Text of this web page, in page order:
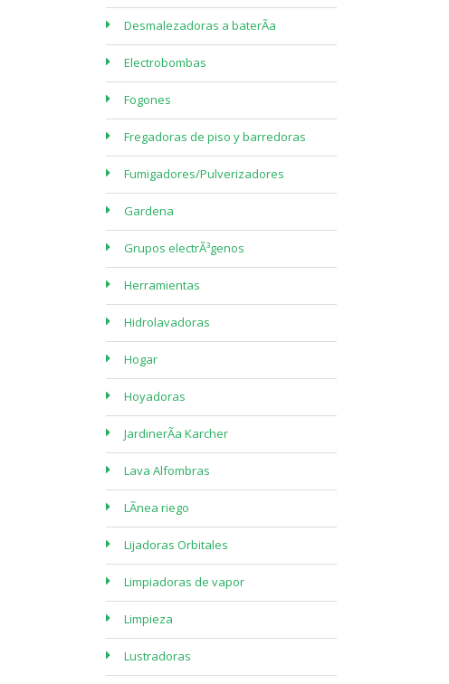
Desmalezadoras a baterÃ­a
Electrobombas
Fogones
Fregadoras de piso y barredoras
Fumigadores/Pulverizadores
Gardena
Grupos electrÃ³genos
Herramientas
Hidrolavadoras
Hogar
Hoyadoras
JardinerÃ­a Karcher
Lava Alfombras
LÃ­nea riego
Lijadoras Orbitales
Limpiadoras de vapor
Limpieza
Lustradoras